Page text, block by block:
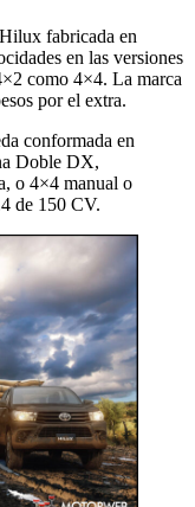
fabricada en
en las versiones
como 4×4. La marca
por el extra.
conformada en
Doble DX,
o 4×4 manual o
de 150 CV.